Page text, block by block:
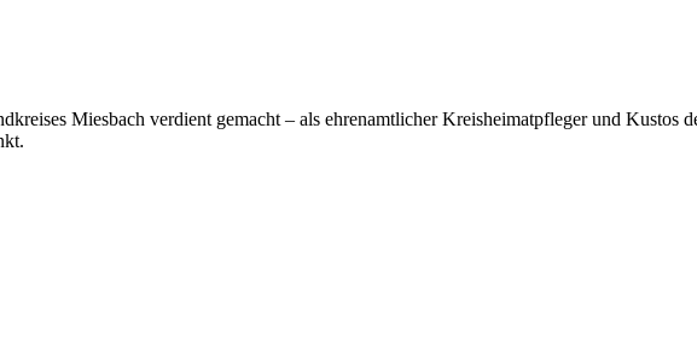
Miesbach verdient gemacht – als ehrenamtlicher Kreisheimatpfleger und Kustos